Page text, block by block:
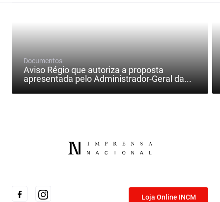
Documentos
Aviso Régio que autoriza a proposta
apresentada pelo Administrador-Geral da...
Loja Online INCM